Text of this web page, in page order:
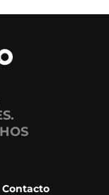
Contacto